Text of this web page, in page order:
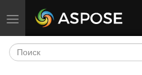
Переключить навигацию